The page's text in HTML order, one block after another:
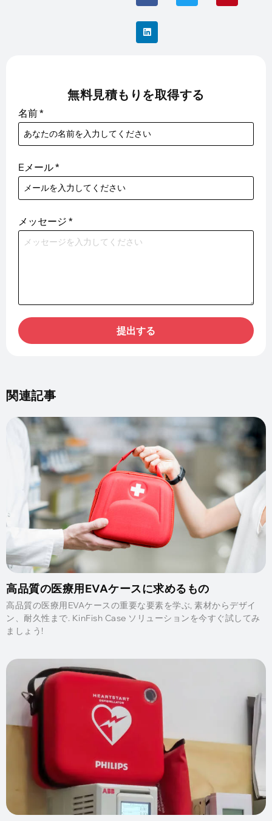
無料見積もりを取得する
名前*
Eメール*
メッセージ *
提出する
関連記事
高品質の医療用EVAケースに求めるもの
高品質の医療用EVAケースの重要な要素を学ぶ, 素材からデザイ
ン、耐久性まで. KinFish Case ソリューションを今すぐ試してみ
ましょう!